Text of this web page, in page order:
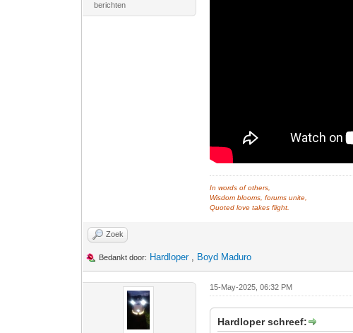
berichten
In words of others,
Wisdom blooms, forums unite,
Quoted love takes flight.
Zoek
Bedankt door: Hardloper, Boyd Maduro
15-May-2025, 06:32 PM
Hardloper schreef: